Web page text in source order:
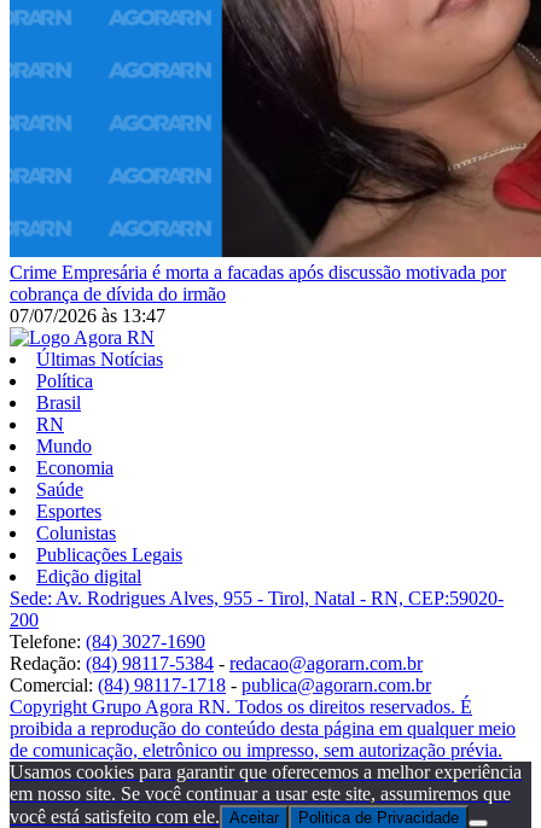
Crime Empresária é morta a facadas após discussão motivada por
cobrança de dívida do irmão
07/07/2026 às 13:47
Últimas Notícias
Política
Brasil
RN
Mundo
Economia
Saúde
Esportes
Colunistas
Publicações Legais
Edição digital
Sede: Av. Rodrigues Alves, 955 - Tirol, Natal - RN, CEP:59020-
200
Telefone: (84) 3027-1690
Redação: (84) 98117-5384 - redacao@agorarn.com.br
Comercial: (84) 98117-1718 - publica@agorarn.com.br
Copyright Grupo Agora RN. Todos os direitos reservados. É
proibida a reprodução do conteúdo desta página em qualquer meio
de comunicação, eletrônico ou impresso, sem autorização prévia.
Usamos cookies para garantir que oferecemos a melhor experiência
em nosso site. Se você continuar a usar este site, assumiremos que
você está satisfeito com ele. Aceitar Politica de Privacidade